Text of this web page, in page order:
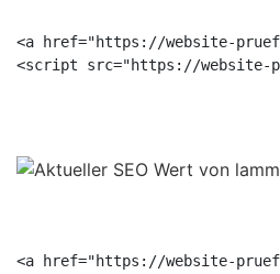
<a href="https://website-
<a href="https://website-